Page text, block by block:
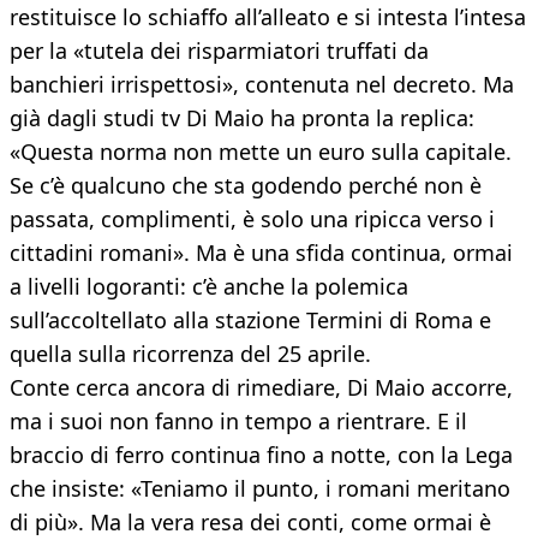
restituisce lo schiaffo all’alleato e si intesta l’intesa
per la «tutela dei risparmiatori truffati da
banchieri irrispettosi», contenuta nel decreto. Ma
già dagli studi tv Di Maio ha pronta la replica:
«Questa norma non mette un euro sulla capitale.
Se c’è qualcuno che sta godendo perché non è
passata, complimenti, è solo una ripicca verso i
cittadini romani». Ma è una sfida continua, ormai
a livelli logoranti: c’è anche la polemica
sull’accoltellato alla stazione Termini di Roma e
quella sulla ricorrenza del 25 aprile.
Conte cerca ancora di rimediare, Di Maio accorre,
ma i suoi non fanno in tempo a rientrare. E il
braccio di ferro continua fino a notte, con la Lega
che insiste: «Teniamo il punto, i romani meritano
di più». Ma la vera resa dei conti, come ormai è